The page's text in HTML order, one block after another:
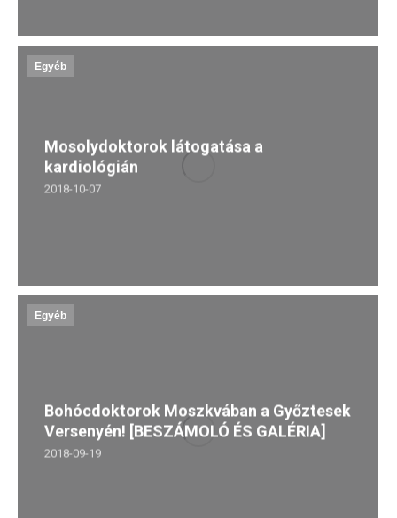
Egyéb
Mosolydoktorok látogatása a
kardiológián
2018-10-07
Egyéb
Bohócdoktorok Moszkvában a Győztesek
Versenyén! [BESZÁMOLÓ ÉS GALÉRIA]
2018-09-19